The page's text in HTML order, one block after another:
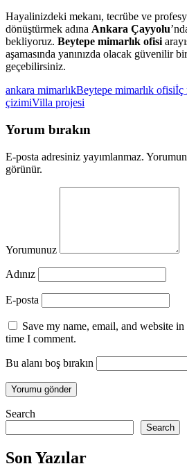
Hayalinizdeki mekanı, tecrübe ve
dönüştürmek adına Ankara Çayyolu
bekliyoruz. Beytepe mimarlık ofisi
aşamasında yanınızda olacak güvenilir
geçebilirsiniz.
ankara mimarlıkBeytepe mimarlık ofisiİç
çizimiVilla projesi
Yorum bırakın
E-posta adresiniz yayımlanmaz.
görünür.
Yorumunuz
Adınız
E-posta
Save my name, email, and website
time I comment.
Bu alanı boş bırakın
Search
Search
Son Yazılar